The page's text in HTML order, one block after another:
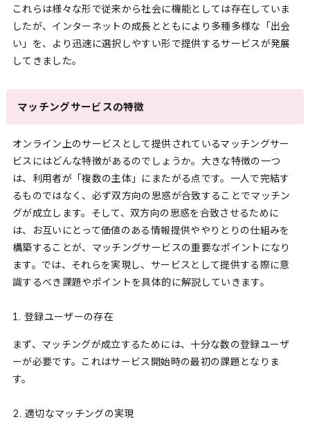
これらは様々な形で従来から社会に機能としては存在していま
したが、インターネットの成長とともにより多種多様な「出会
い」を、より迅速に選択しやすい形で提供するサービスが発展
してきました。
マッチングサービスの特徴
オンライン上のサービスとして提供されているマッチングサー
ビスにはどんな特徴があるのでしょうか。大きな特徴の一つ
は、利用者が「複数の主体」にまたがる点です。一人で完結す
るものではなく、必ず双方向の思惑が合致することでマッチン
グが成立します。そして、双方向の思惑を合致させるために
は、お互いにとって価値のある情報提供ややりとりの仕組みを
構築することが、マッチングサービスの重要なポイントになり
ます。では、それらを実現し、サービスとして提供する際に意
識するべき課題やポイントを具体的に解説していきます。
登録ユーザーの存在
まず、マッチングが成立するためには、十分な数の登録ユーザ
ーが必要です。これはサービス開始時の最初の課題となりま
す。
適切なマッチングの実現